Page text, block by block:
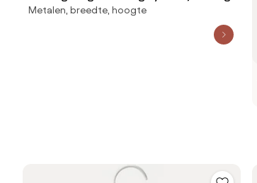
Metalen, breedte, hoogte